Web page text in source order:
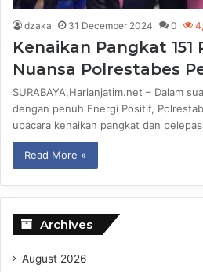
dzaka 31 December 2024 0
Kenaikan Pangkat 151
Nuansa Polrestabes
SURABAYA,Harianjatim.net – Dalam
dengan penuh Energi Positif,
upacara kenaikan pangkat dan
Read More »
Archives
August 2026